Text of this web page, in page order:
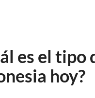
es el
hoy?